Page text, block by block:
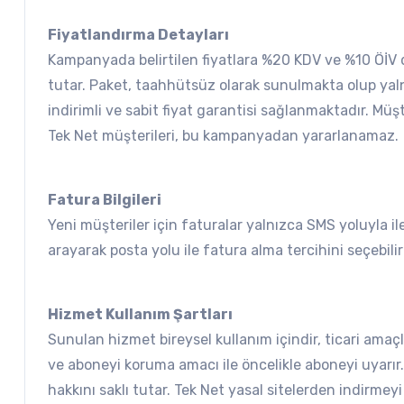
Fiyatlandırma Detayları
Kampanyada belirtilen fiyatlara %20 KDV ve %10
tutar. Paket, taahhütsüz olarak sunulmakta olup
indirimli ve sabit fiyat garantisi sağlanmaktadır.
Tek Net müşterileri, bu kampanyadan yararlanamaz.
Fatura Bilgileri
Yeni müşteriler için faturalar yalnızca SMS yoluyla
arayarak posta yolu ile fatura alma tercihini
Hizmet Kullanım Şartları
Sunulan hizmet bireysel kullanım içindir, ticari
ve aboneyi koruma amacı ile öncelikle aboneyi
hakkını saklı tutar. Tek Net yasal sitelerden